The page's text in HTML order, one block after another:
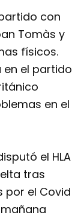
con
Tomàs y
físicos.
en el partido
en el
el HLA
tras
por el Covid